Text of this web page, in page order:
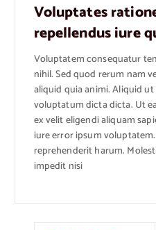
Voluptates
repellendus iure
Voluptatem consequatur
nihil. Sed quod rerum nam
aliquid quia animi. Aliquid
voluptatum dicta dicta. Ut
ex velit eligendi aliquam
iure error ipsum
reprehenderit harum.
impedit nisi